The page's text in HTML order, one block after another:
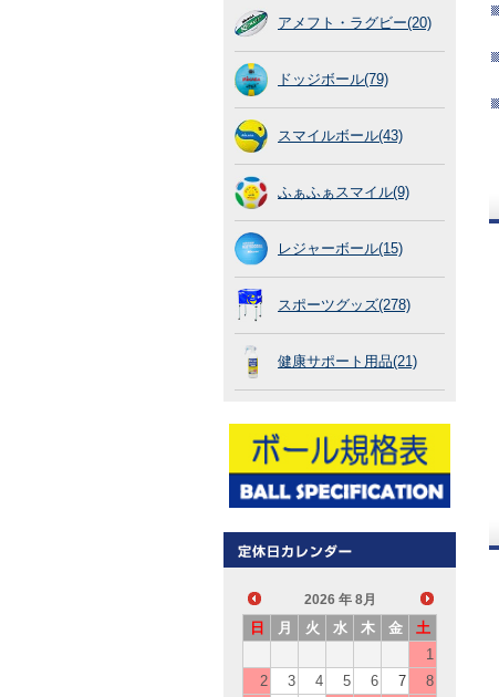
アメフト・ラグビー(20)
ドッジボール(79)
スマイルボール(43)
ふぁふぁスマイル(9)
レジャーボール(15)
スポーツグッズ(278)
健康サポート用品(21)
2026 年 8月
日 月 火 水 木 金
土
1
2
3 4 5 6 7
8